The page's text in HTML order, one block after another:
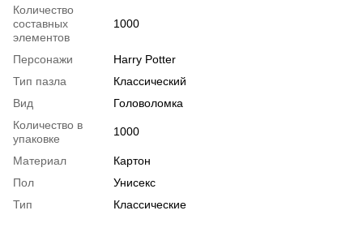
Количество
составных
элементов
1000
Персонажи
Harry Potter
Тип пазла
Классический
Вид
Головоломка
Количество в
упаковке
1000
Материал
Картон
Пол
Унисекс
Тип
Классические